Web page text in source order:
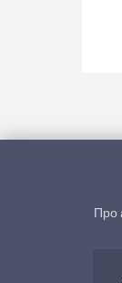
Про